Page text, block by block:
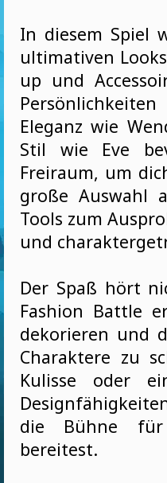
In diesem Spiel
ultimativen
up und
Eleganz wie
Stil wie Eve
Freiraum, um
große Auswahl
Tools zum
und
Der Spaß hört
Fashion Battle
dekorieren und
Charaktere zu
Kulisse oder
die Bühne für
bereitest.